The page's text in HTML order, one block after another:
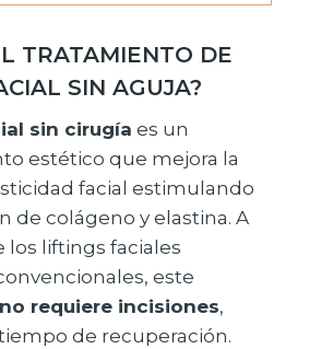
TRATAMIENTO DE
SIN AGUJA?
sin cirugía es un
estético que mejora la
facial estimulando
de colágeno y elastina. A
los liftings faciales
este
no requiereincisiones,
de recuperación.